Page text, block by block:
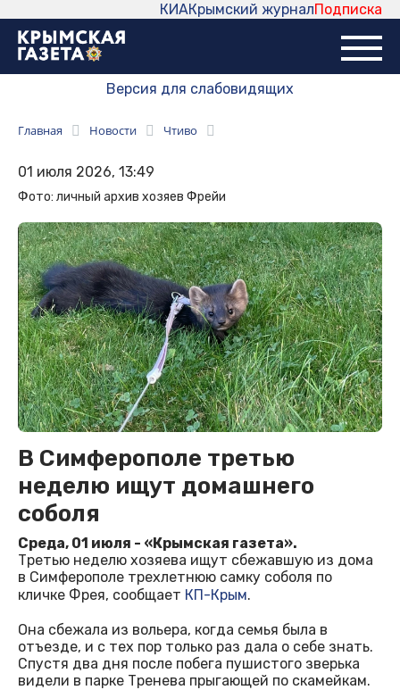
Подписка
Крымский журнал
КИА
Версия для слабовидящих
Главная Новости Чтиво
01 июля 2026, 13:49
Фото: личный архив хозяев Фрейи
В Симферополе третью
неделю ищут домашнего
соболя
Среда, 01 июля - «Крымская газета».
Третью неделю хозяева ищут сбежавшую из дома
в Симферополе трехлетнюю самку соболя по
кличке Фрея, сообщает КП-Крым.
Она сбежала из вольера, когда семья была в
отъезде, и с тех пор только раз дала о себе знать.
Спустя два дня после побега пушистого зверька
видели в парке Тренева прыгающей по скамейкам.